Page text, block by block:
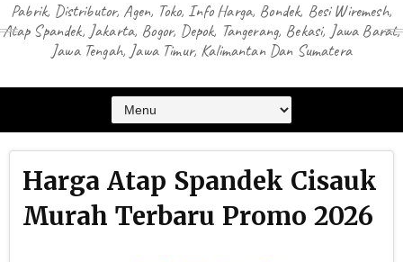
Pabrik, Distributor, Agen, Toko, Info Harga, Bondek, Besi Wiremesh,
Atap Spandek, Jakarta, Bogor, Depok, Tangerang, Bekasi, Jawa Barat,
Jawa Tengah, Jawa Timur, Kalimantan Dan Sumatera
Harga Atap Spandek Cisauk
Murah Terbaru Promo 2026